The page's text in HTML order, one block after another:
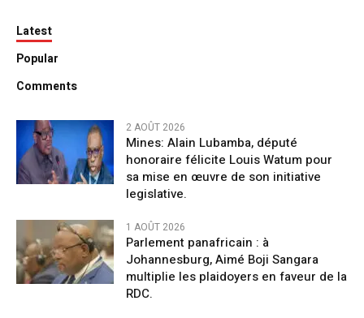
Latest
Popular
Comments
2 AOÛT 2026
Mines: Alain Lubamba, député
honoraire félicite Louis Watum pour
sa mise en œuvre de son initiative
legislative.
1 AOÛT 2026
Parlement panafricain : à
Johannesburg, Aimé Boji Sangara
multiplie les plaidoyers en faveur de la
RDC.